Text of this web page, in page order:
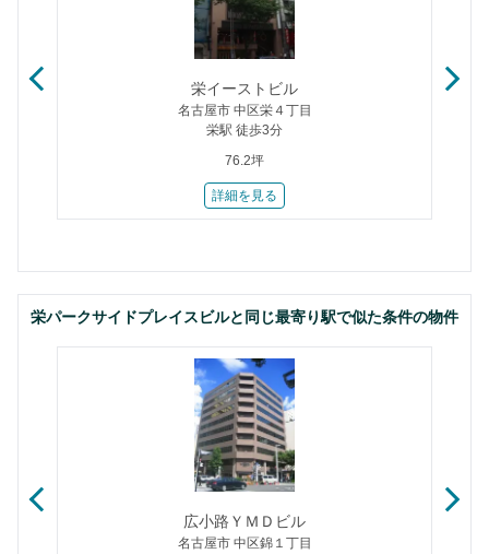
栄イーストビル
名古屋市 中区栄４丁目
栄駅 徒歩3分
76.2坪
詳細を見る
栄パークサイドプレイスビルと同じ最寄り駅で似た条件の物件
広小路ＹＭＤビル
名古屋市 中区錦１丁目